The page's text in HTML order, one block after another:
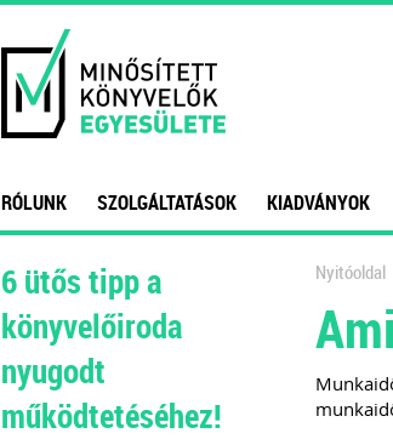
RÓLUNK SZOLGÁLTATÁSOK KIADVÁNYOK
Nyitóoldal
6 ütős tipp a
könyvelőiroda
nyugodt
működtetéséhez!